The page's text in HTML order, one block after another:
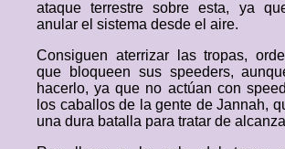
ataque terrestre sobre esta, ya
anular el sistema desde el aire.
Consiguen aterrizar las tropas,
que bloqueen sus speeders,
hacerlo, ya que no actúan con
los caballos de la gente de Jannah,
una dura batalla para tratar de